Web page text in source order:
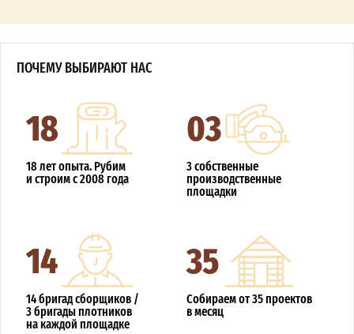
ПОЧЕМУ ВЫБИРАЮТ НАС
18
18 лет опыта. Рубим
и строим с 2008 года
03
3 собственные
производственные
площадки
14
14 бригад сборщиков /
3 бригады плотников
на каждой площадке
35
Собираем от 35 проектов
в месяц